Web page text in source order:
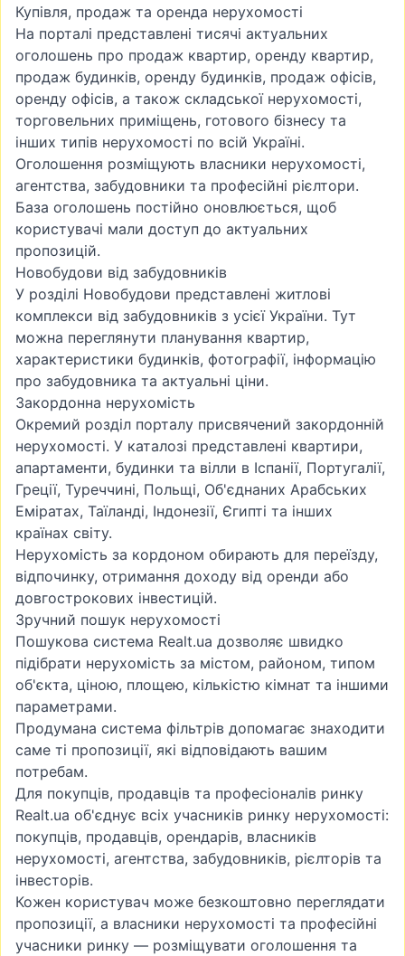
Купівля, продаж та оренда нерухомості
На порталі представлені тисячі актуальних
оголошень про продаж квартир, оренду квартир,
продаж будинків, оренду будинків, продаж офісів,
оренду офісів, а також складської нерухомості,
торговельних приміщень, готового бізнесу та
інших типів нерухомості по всій Україні.
Оголошення розміщують власники нерухомості,
агентства, забудовники та професійні рієлтори.
База оголошень постійно оновлюється, щоб
користувачі мали доступ до актуальних
пропозицій.
Новобудови від забудовників
У розділі Новобудови представлені житлові
комплекси від забудовників з усієї України. Тут
можна переглянути планування квартир,
характеристики будинків, фотографії, інформацію
про забудовника та актуальні ціни.
Закордонна нерухомість
Окремий розділ порталу присвячений закордонній
нерухомості. У каталозі представлені квартири,
апартаменти, будинки та вілли в Іспанії, Португалії,
Греції, Туреччині, Польщі, Об'єднаних Арабських
Еміратах, Таїланді, Індонезії, Єгипті та інших
країнах світу.
Нерухомість за кордоном обирають для переїзду,
відпочинку, отримання доходу від оренди або
довгострокових інвестицій.
Зручний пошук нерухомості
Пошукова система Realt.ua дозволяє швидко
підібрати нерухомість за містом, районом, типом
об'єкта, ціною, площею, кількістю кімнат та іншими
параметрами.
Продумана система фільтрів допомагає знаходити
саме ті пропозиції, які відповідають вашим
потребам.
Для покупців, продавців та професіоналів ринку
Realt.ua об'єднує всіх учасників ринку нерухомості:
покупців, продавців, орендарів, власників
нерухомості, агентства, забудовників, рієлторів та
інвесторів.
Кожен користувач може безкоштовно переглядати
пропозиції, а власники нерухомості та професійні
учасники ринку — розміщувати оголошення та